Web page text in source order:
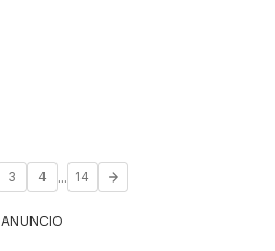
3 4 ... 14
ANUNCIO